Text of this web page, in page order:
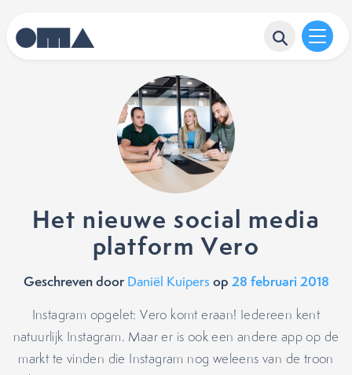
Het nieuwe social media
platform Vero
Geschreven door Daniël Kuipers op 28 februari 2018
Instagram opgelet: Vero komt eraan! Iedereen kent
natuurlijk Instagram. Maar er is ook een andere app op de
markt te vinden die Instagram nog weleens van de troon